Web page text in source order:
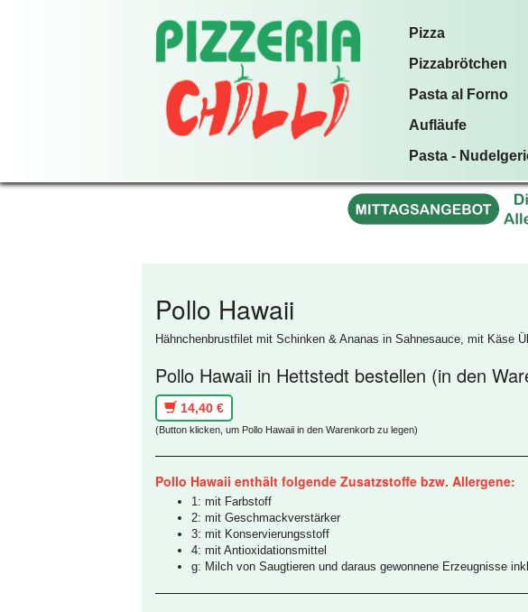
Pizza
Pizzabrötchen
Pasta al Forno
Aufläufe
Pasta -
Pollo Hawaii
Hähnchenbrustfilet mit Schinken & Ananas in Sahnesauce, mit Käse
Pollo Hawaii in Hettstedt bestellen (in den
14,40 €
(Button klicken, um Pollo Hawaii in den Warenkorb zu legen)
Pollo Hawaii enthält folgende Zusatzstoffe bzw. Allergene:
1: mit Farbstoff
2: mit Geschmackverstärker
3: mit Konservierungsstoff
4: mit Antioxidationsmittel
g: Milch von Saugtieren und daraus gewonnene Erzeugnisse